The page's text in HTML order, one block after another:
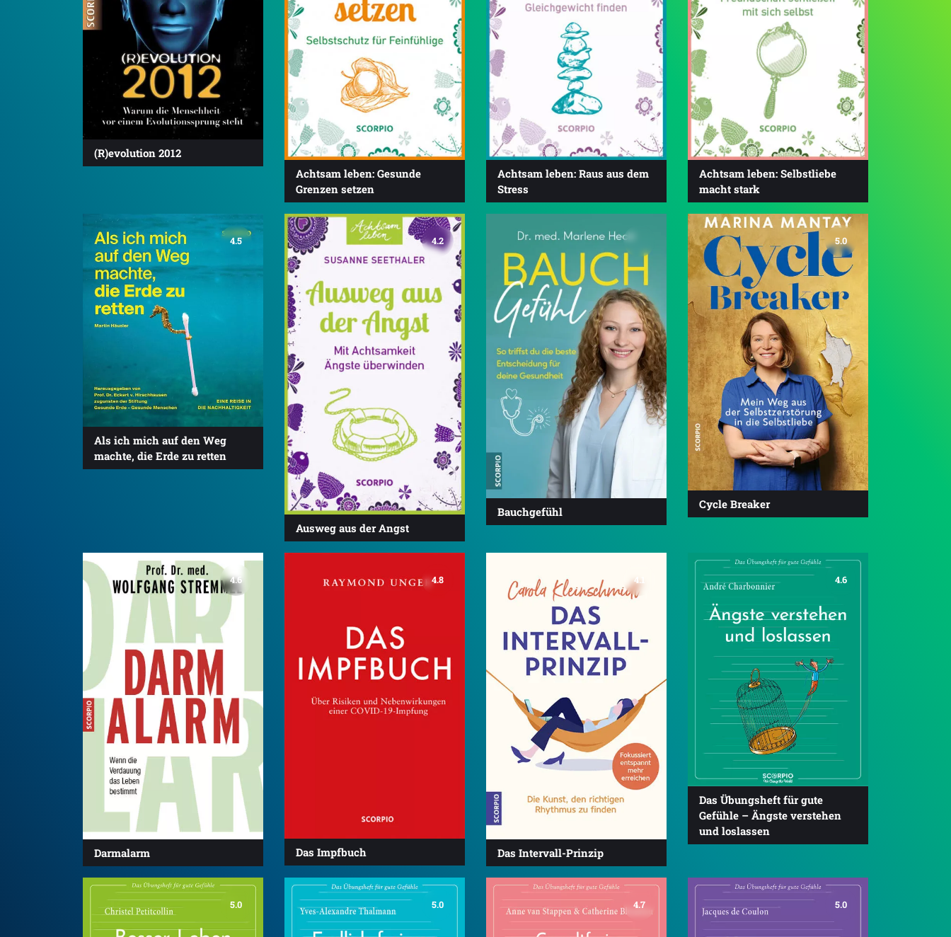
(R)evolution 2012
Achtsam leben: Gesunde
Grenzen setzen
Achtsam leben: Raus aus dem
Stress
Achtsam leben: Selbstliebe
macht stark
4.5
Als ich mich auf den Weg
machte, die Erde zu retten
4.2
Ausweg aus der Angst
Bauchgefühl
5.0
Cycle Breaker
4.6
Darmalarm
4.8
Das Impfbuch
4.1
Das Intervall-Prinzip
4.6
Das Übungsheft für gute
Gefühle – Ängste verstehen
und loslassen
5.0 5.0 4.7 5.0